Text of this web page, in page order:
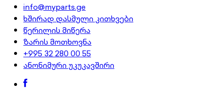
info@myparts.ge
ხშირად დასმული კითხვები
წერილის მიწერა
ზარის მოთხოვნა
+995 32 280 00 55
ანონიმური უკუკავშირი